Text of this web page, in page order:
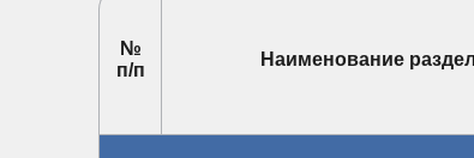
№
п/п
Наименование